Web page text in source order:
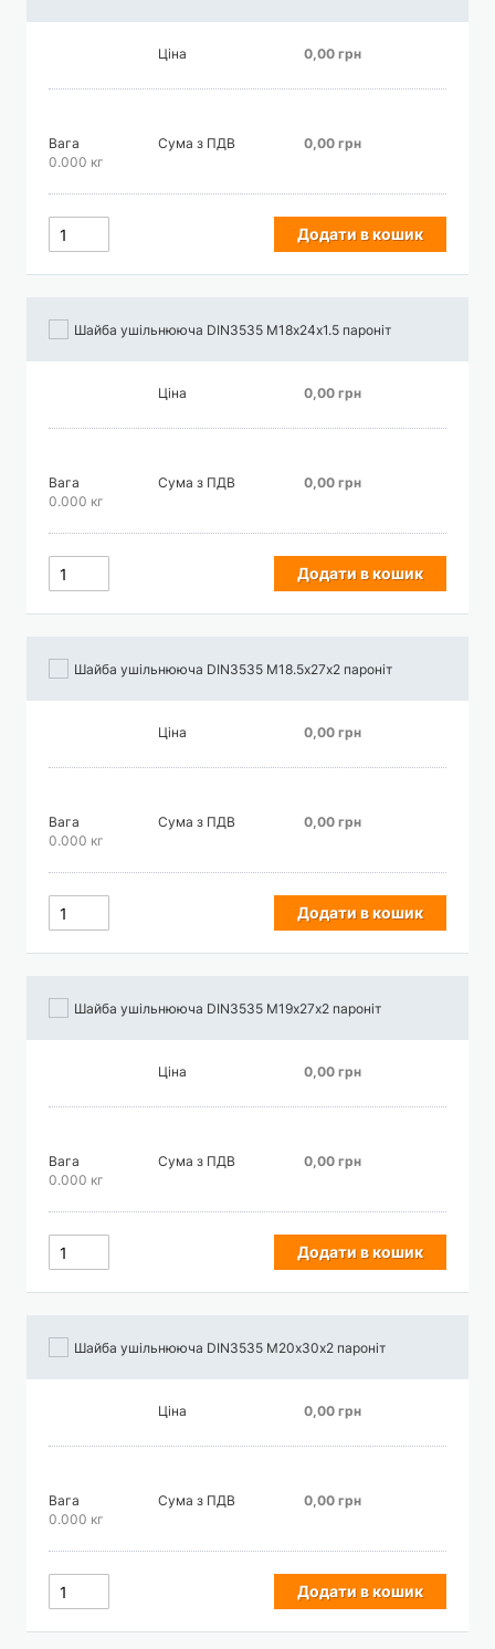
Ціна 0,00 грн
Вага
0.000 кг
Сума з ПДВ 0,00 грн
Додати в кошик
Шайба ушільнююча DIN3535 М18х24х1.5 пароніт
Ціна 0,00 грн
Вага
0.000 кг
Сума з ПДВ 0,00 грн
Додати в кошик
Шайба ушільнююча DIN3535 М18.5х27х2 пароніт
Ціна 0,00 грн
Вага
0.000 кг
Сума з ПДВ 0,00 грн
Додати в кошик
Шайба ушільнююча DIN3535 М19х27х2 пароніт
Ціна 0,00 грн
Вага
0.000 кг
Сума з ПДВ 0,00 грн
Додати в кошик
Шайба ушільнююча DIN3535 М20х30х2 пароніт
Ціна 0,00 грн
Вага
0.000 кг
Сума з ПДВ 0,00 грн
Додати в кошик